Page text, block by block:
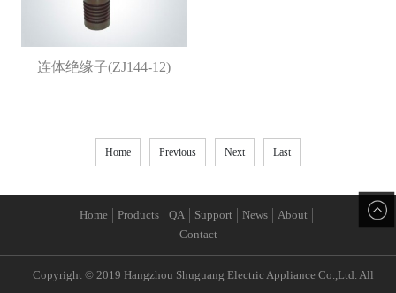
连体绝缘子(ZJ144-12)
Home Previous Next Last
Home Products QA Support News
About
Contact
Copyright © 2019 Hangzhou Shuguang Electric Appliance Co.,Ltd. All